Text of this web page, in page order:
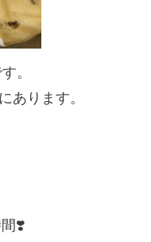
。
あります。
❣️